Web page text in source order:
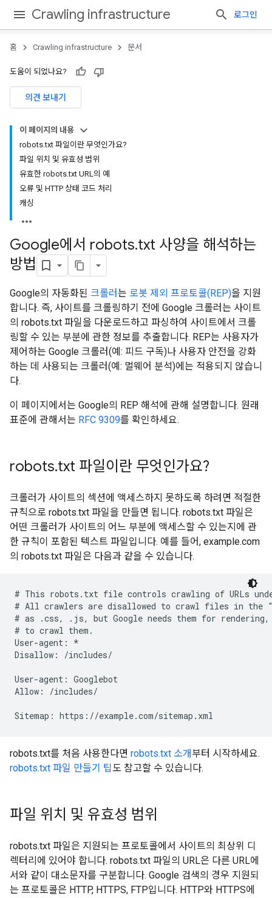
Crawling infrastructure 로그인
홈 Crawling infrastructure 문서
도움이 되었나요?
의견 보내기
이 페이지의 내용
robots.txt 파일이란 무엇인가요?
파일 위치 및 유효성 범위
유효한 robots.txt URL의 예
오류 및 HTTP 상태 코드 처리
캐싱
Google에서 robots.txt 사양을 해석하는
방법
Google의 자동화된 크롤러 는 로봇 제외 프로토콜(REP)을 지원
합니다. 즉, 사이트를 크롤링하기 전에 Google 크롤러는 사이트
의 robots.txt 파일을 다운로드하고 파싱하여 사이트에서 크롤
링할 수 있는 부분에 관한 정보를 추출합니다. REP는 사용자가
제어하는 Google 크롤러(예: 피드 구독)나 사용자 안전을 강화
하는 데 사용되는 크롤러(예: 멀웨어 분석)에는 적용되지 않습니
다.
이 페이지에서는 Google의 REP 해석에 관해 설명합니다. 원래
표준에 관해서는 RFC 9309를 확인하세요.
robots.txt 파일이란 무엇인가요?
크롤러가 사이트의 섹션에 액세스하지 못하도록 하려면 적절한
규칙으로 robots.txt 파일을 만들면 됩니다. robots.txt 파일은
어떤 크롤러가 사이트의 어느 부분에 액세스할 수 있는지에 관
한 규칙이 포함된 텍스트 파일입니다. 예를 들어, example.com
의 robots.txt 파일은 다음과 같을 수 있습니다.
# This robots.txt file controls crawling of URLs
# All crawlers are disallowed to crawl files in the
# as .css, .js, but Google needs them for rendering,
# to crawl them.
User-agent: *
Disallow: /includes/
User-agent: Googlebot
Allow: /includes/
Sitemap: https://example.com/sitemap.xml
robots.txt를 처음 사용한다면 robots.txt 소개 부터 시작하세요.
robots.txt 파일 만들기 팁 도 참고할 수 있습니다.
파일 위치 및 유효성 범위
robots.txt 파일은 지원되는 프로토콜에서 사이트의 최상위 디
렉터리에 있어야 합니다. robots.txt 파일의 URL은 다른 URL에
서와 같이 대소문자를 구분합니다. Google 검색의 경우 지원되
는 프로토콜은 HTTP, HTTPS, FTP입니다. HTTP와 HTTPS에